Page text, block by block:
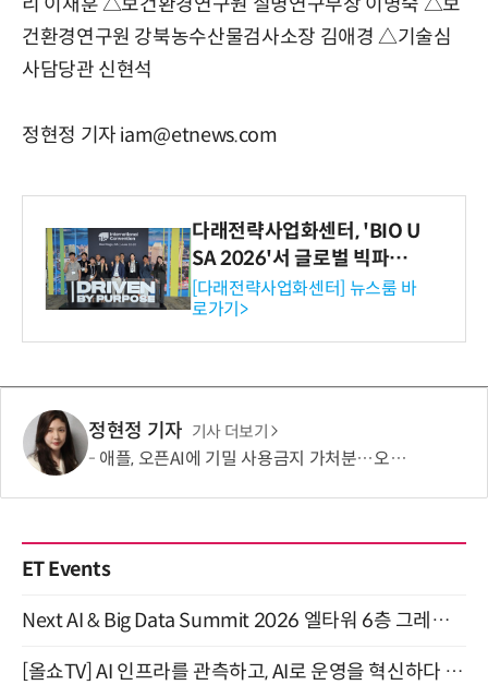
건환경연구원 강북농수산물검사소장 김애경 △기술심
사담당관 신현석
정현정 기자 iam@etnews.com
다래전략사업화센터, 'BIO U
SA 2026'서 글로벌 빅파마
와의 비즈니스 미팅 지원…K
-바이오 해외 진출 교두보 확
보
[다래전략사업화센터] 뉴스룸 바
로가기>
정현정 기자 기사 더보기
애플, 오픈AI에 기밀 사용금지 가처분…오픈AI “근거 없는 감정 싸움”
ET Events
Next AI & Big Data Summit 2026 엘타워 6층 그레이스홀 개최 (9/18)
[올쇼TV] AI 인프라를 관측하고, AI로 운영을 혁신하다 (8월 11일 생방송)